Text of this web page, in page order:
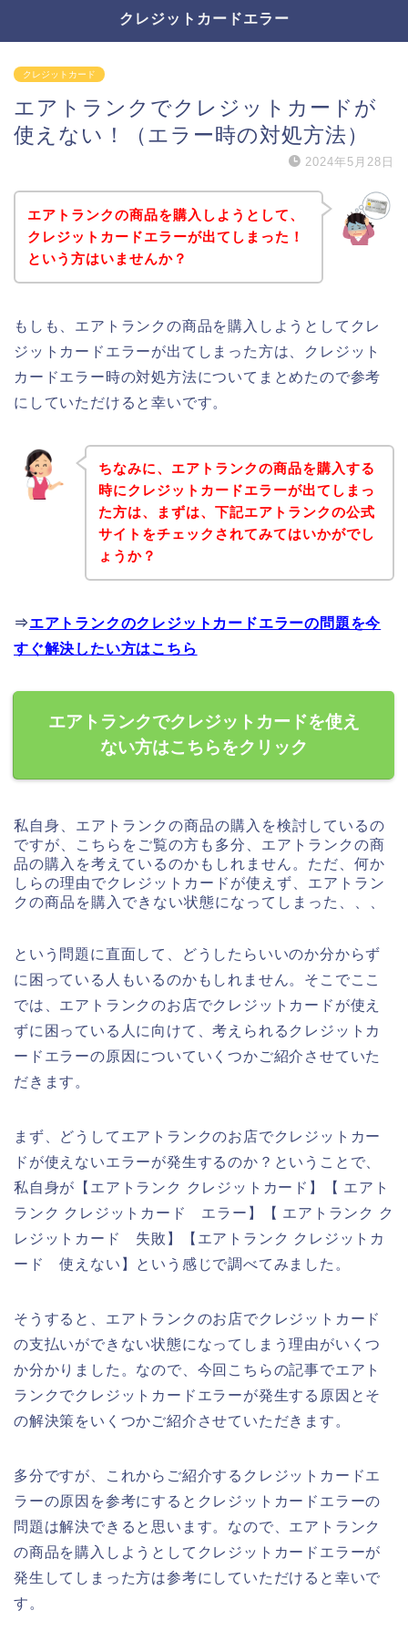
クレジットカードエラー
クレジットカード
エアトランクでクレジットカードが
使えない！（エラー時の対処方法）
2024年5月28日
エアトランクの商品を購入しようとして、
クレジットカードエラーが出てしまった！
という方はいませんか？
もしも、エアトランクの商品を購入しようとしてクレ
ジットカードエラーが出てしまった方は、クレジット
カードエラー時の対処方法についてまとめたので参考
にしていただけると幸いです。
ちなみに、エアトランクの商品を購入する
時にクレジットカードエラーが出てしまっ
た方は、まずは、下記エアトランクの公式
サイトをチェックされてみてはいかがでし
ょうか？
⇒エアトランクのクレジットカードエラーの問題を今
すぐ解決したい方はこちら
エアトランクでクレジットカードを使え
ない方はこちらをクリック
私自身、エアトランクの商品の購入を検討しているの
ですが、こちらをご覧の方も多分、エアトランクの商
品の購入を考えているのかもしれません。ただ、何か
しらの理由でクレジットカードが使えず、エアトラン
クの商品を購入できない状態になってしまった、、、
という問題に直面して、どうしたらいいのか分からず
に困っている人もいるのかもしれません。そこでここ
では、エアトランクのお店でクレジットカードが使え
ずに困っている人に向けて、考えられるクレジットカ
ードエラーの原因についていくつかご紹介させていた
だきます。
まず、どうしてエアトランクのお店でクレジットカー
ドが使えないエラーが発生するのか？ということで、
私自身が【エアトランク クレジットカード】【 エアト
ランク クレジットカード エラー】【 エアトランク ク
レジットカード 失敗】【エアトランク クレジットカ
ード 使えない】という感じで調べてみました。
そうすると、エアトランクのお店でクレジットカード
の支払いができない状態になってしまう理由がいくつ
か分かりました。なので、今回こちらの記事でエアト
ランクでクレジットカードエラーが発生する原因とそ
の解決策をいくつかご紹介させていただきます。
多分ですが、これからご紹介するクレジットカードエ
ラーの原因を参考にするとクレジットカードエラーの
問題は解決できると思います。なので、エアトランク
の商品を購入しようとしてクレジットカードエラーが
発生してしまった方は参考にしていただけると幸いで
す。